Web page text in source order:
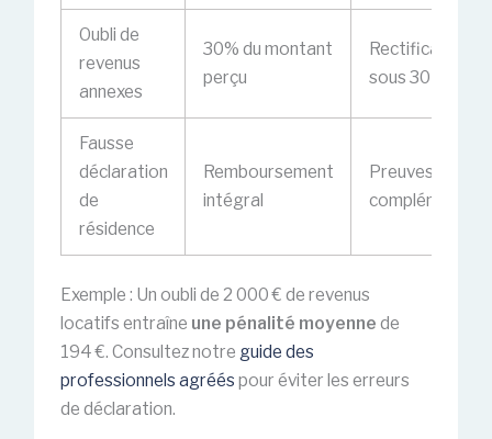
Oubli de
revenus
annexes
30% du montant
perçu
Rectification
sous 30 jours
Fausse
déclaration
de
résidence
Remboursement
intégral
Preuves
Exemple : Un oubli de 2 000 € de revenus
locatifs entraîne une pénalité moyenne de
194 €. Consultez notre guide des
professionnels agréés pour éviter les erreurs
de déclaration.